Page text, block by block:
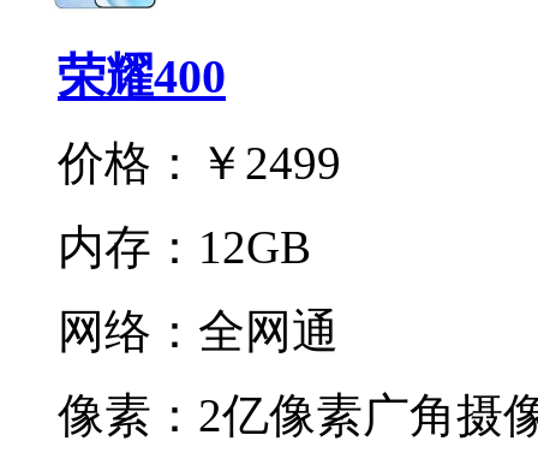
荣耀400
价格：
￥2499
内存： 12GB
网络： 全网通
像素： 2亿像素广角摄